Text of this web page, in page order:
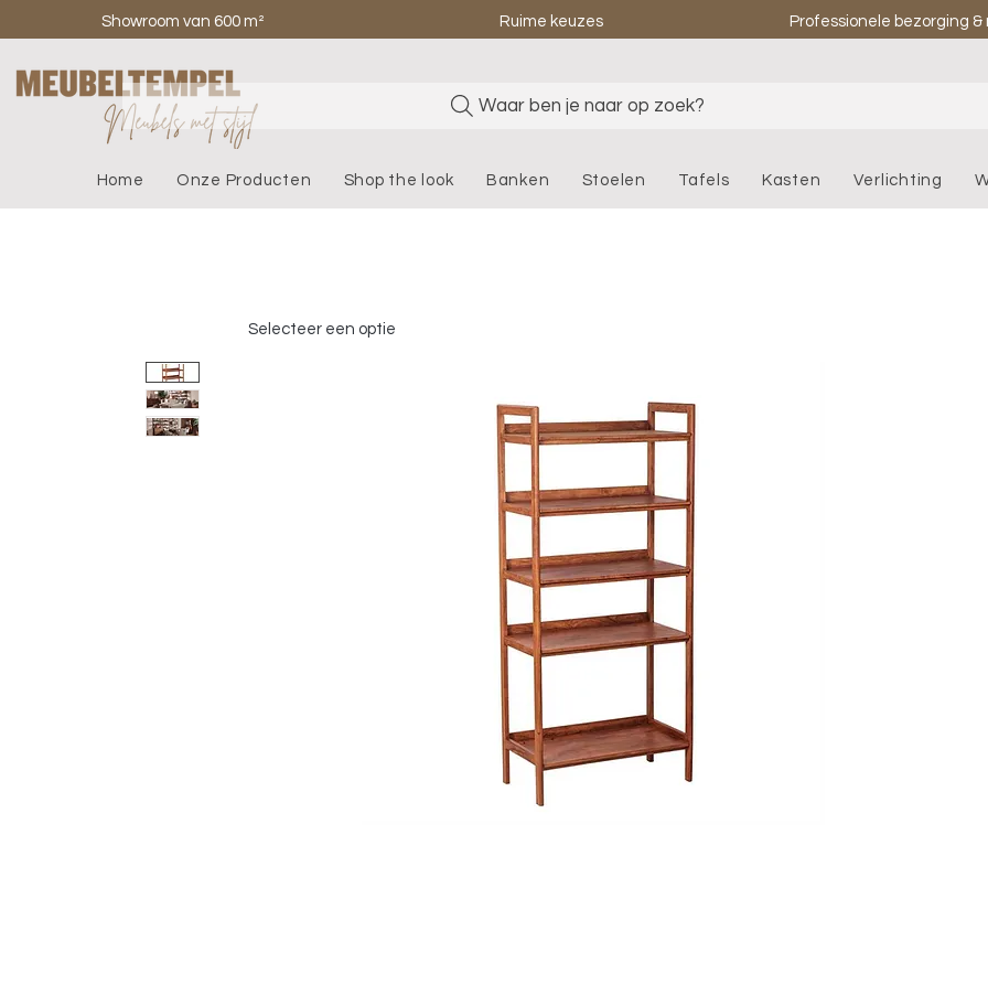
Showroom van 600 m² Ruime keuzes Professionele bezorging
Waar ben je naar op zoek?
Home Onze Producten Shop the look Banken Stoelen Tafels Kasten Verlichting
Selecteer een optie